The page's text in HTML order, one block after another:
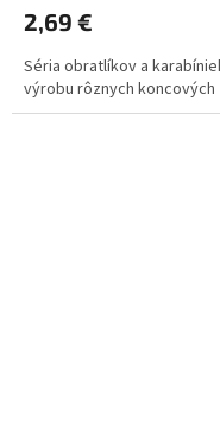
2,69 €
Séria obratlíkov a
výrobu rôznych koncových